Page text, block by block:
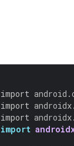
import
import
import
import